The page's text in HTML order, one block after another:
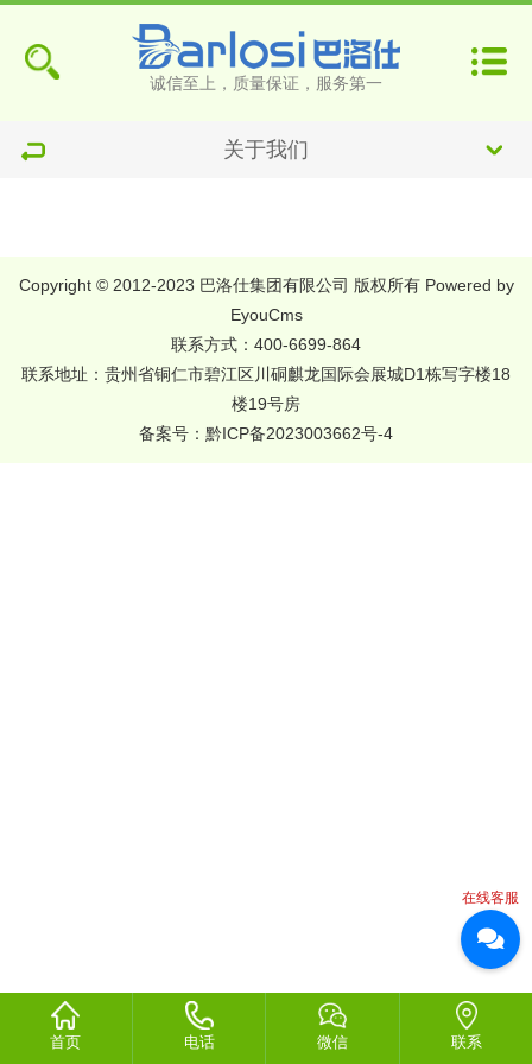
诚信至上，质量保证，服务第一
关于我们
Copyright © 2012-2023 巴洛仕集团有限公司 版权所有Powered by
EyouCms
联系方式：400-6699-864
联系地址：贵州省铜仁市碧江区川硐麒龙国际会展城D1栋写字楼18
楼19号房
备案号： 黔ICP备2023003662号-4
首页 电话 微信 联系
在线客服